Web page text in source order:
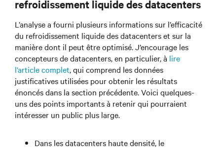
refroidissement liquide des datacenters
L’analyse a fourni plusieurs informations sur l’efficacité
du refroidissement liquide des datacenters et sur la
manière dont il peut être optimisé. J’encourage les
concepteurs de datacenters, en particulier, à lire
l’article complet, qui comprend les données
justificatives utilisées pour obtenir les résultats
énoncés dans la section précédente. Voici quelques-
uns des points importants à retenir qui pourraient
intéresser un public plus large.
Dans les datacenters haute densité, le